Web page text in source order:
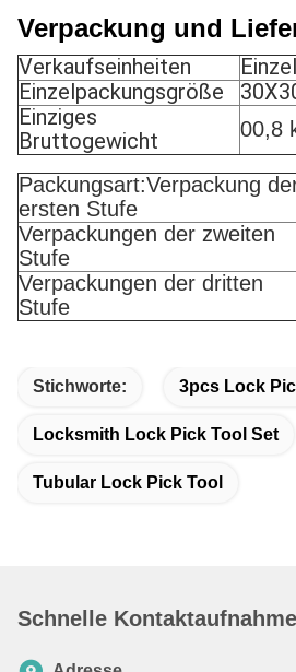
Verpackung und
Verkaufseinheiten
Einzelpackungsgröße
Einziges
Bruttogewicht
00,8
Packungsart:Verpackung
ersten Stufe
Verpackungen der zweiten
Stufe
Verpackungen der dritten
Stufe
Stichworte: 3pcs Lock
Locksmith Lock Pick Tool Set
Tubular Lock Pick Tool
Schnelle Kontaktaufnahme